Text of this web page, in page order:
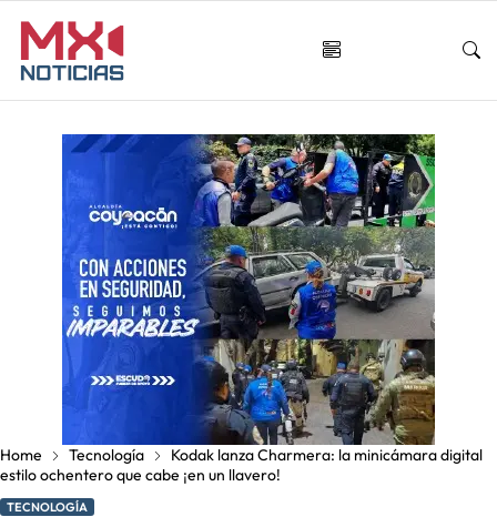
Home Tecnología
Kodak lanza Charmera: la minicámara digital
estilo ochentero que cabe ¡en un llavero!
TECNOLOGÍA